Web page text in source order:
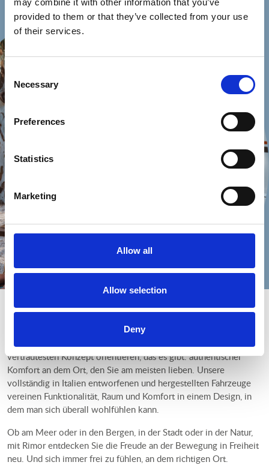
may combine it with other information that you’ve
provided to them or that they’ve collected from your use
of their services.
Consent
Selection
Necessary
Preferences
Statistics
Marketing
Allow all
Allow selection
Deny
World sweet home
Mit Rimor kann jeder Ort zum Zuhause werden. Seit fast 50
Jahren bauen wir Wohnmobile und Vans, die sich an dem
vertrautesten Konzept orientieren, das es gibt: authentischer
Komfort an dem Ort, den Sie am meisten lieben. Unsere
vollständig in Italien entworfenen und hergestellten Fahrzeuge
vereinen Funktionalität, Raum und Komfort in einem Design, in
dem man sich überall wohlfühlen kann.
Ob am Meer oder in den Bergen, in der Stadt oder in der Natur,
mit Rimor entdecken Sie die Freude an der Bewegung in Freiheit
neu. Und sich immer frei zu fühlen, an dem richtigen Ort.